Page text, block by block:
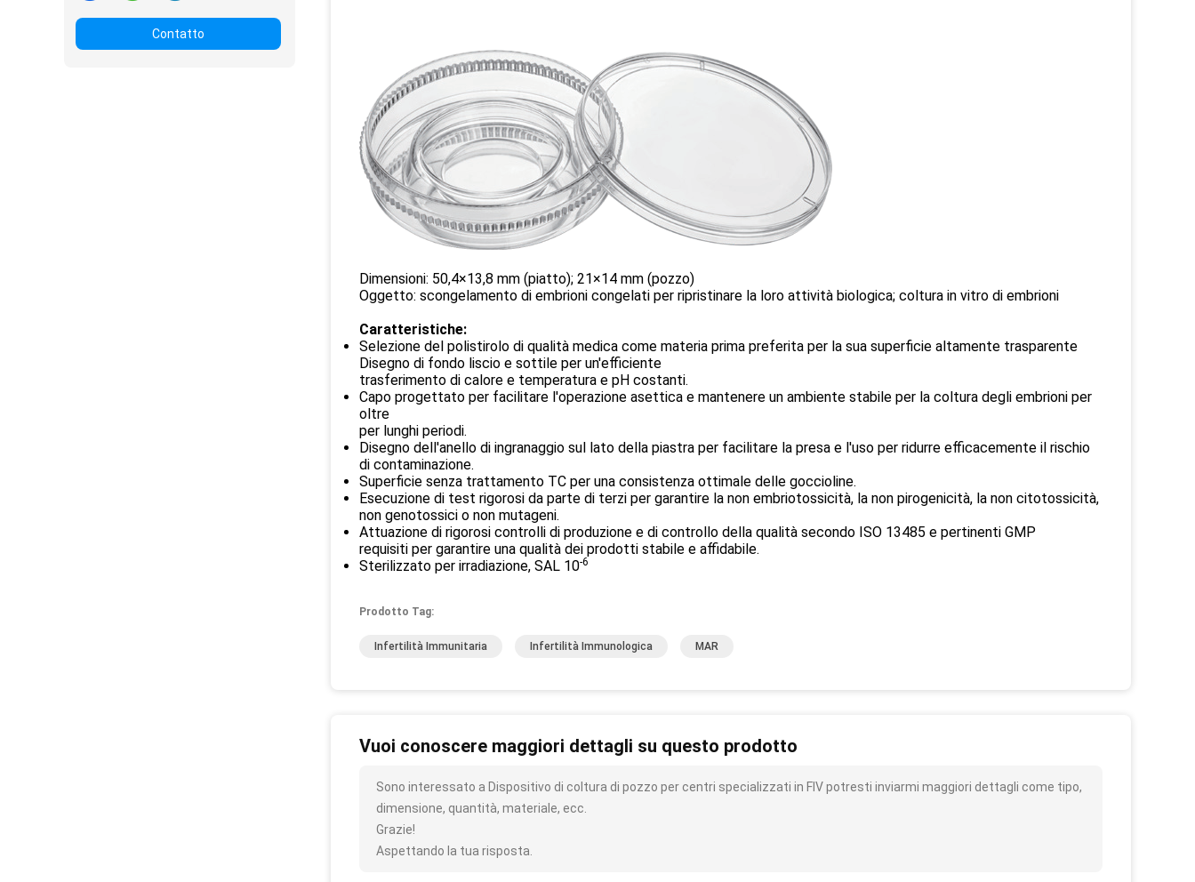
Contatto
Dimensioni: 50,4×13,8 mm (piatto); 21×14 mm (pozzo)
Oggetto: scongelamento di embrioni congelati per ripristinare la loro attività biologica; coltura in vitro di embrioni
Caratteristiche:
Selezione del polistirolo di qualità medica come materia prima preferita per la sua superficie altamente trasparente
Disegno di fondo liscio e sottile per un'efficiente
trasferimento di calore e temperatura e pH costanti.
Capo progettato per facilitare l'operazione asettica e mantenere un ambiente stabile per la coltura degli embrioni per
oltre
per lunghi periodi.
Disegno dell'anello di ingranaggio sul lato della piastra per facilitare la presa e l'uso per ridurre efficacemente il rischio
di contaminazione.
Superficie senza trattamento TC per una consistenza ottimale delle goccioline.
Esecuzione di test rigorosi da parte di terzi per garantire la non embriotossicità, la non pirogenicità, la non citotossicità,
non genotossici o non mutageni.
Attuazione di rigorosi controlli di produzione e di controllo della qualità secondo ISO 13485 e pertinenti GMP
requisiti per garantire una qualità dei prodotti stabile e affidabile.
Sterilizzato per irradiazione, SAL 10-6
Prodotto Tag:
Infertilità Immunitaria Infertilità Immunologica MAR
Vuoi conoscere maggiori dettagli su questo prodotto
Sono interessato a Dispositivo di coltura di pozzo per centri specializzati in FIV potresti inviarmi maggiori dettagli come tipo,
dimensione, quantità, materiale, ecc.
Grazie!
Aspettando la tua risposta.